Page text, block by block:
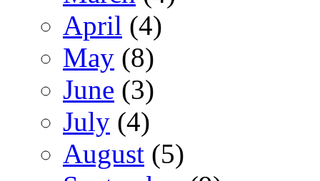
April (4)
May (8)
June (3)
July (4)
August (5)